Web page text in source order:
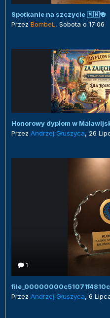
Spotkanie na szczycie 🇲🇼🍻
Przez BombeL , Sobota o 17:06
Przez Andrzej Głuszyca, 26
1
Przez Andrzej Głuszyca, 6